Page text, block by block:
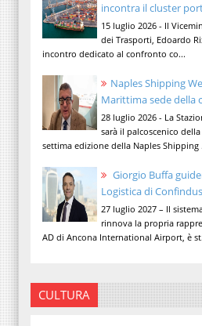
incontra il cluster
15 luglio 2026 - Il
dei Trasporti, Edoardo
incontro dedicato al confronto co...
Naples Shipping
Marittima sede della
28 luglio 2026 - La
sarà il palcoscenico
settima edizione della Naples Shipping
Giorgio Buffa
Logistica di
27 luglio 2027 – Il
rinnova la propria
AD di Ancona International Airport, è
CULTURA